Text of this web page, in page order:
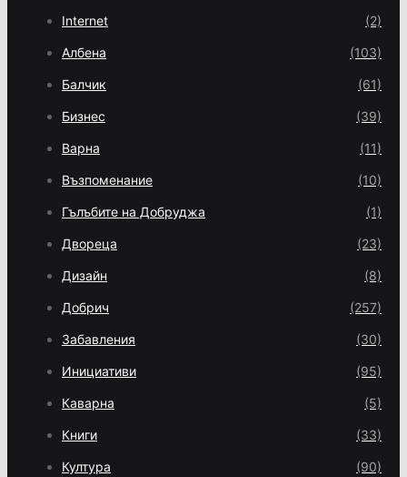
Internet (2)
Албена (103)
Балчик (61)
Бизнес (39)
Варна (11)
Възпоменание (10)
Гълъбите на Добруджа (1)
Двореца (23)
Дизайн (8)
Добрич (257)
Забавления (30)
Инициативи (95)
Каварна (5)
Книги (33)
Култура (90)